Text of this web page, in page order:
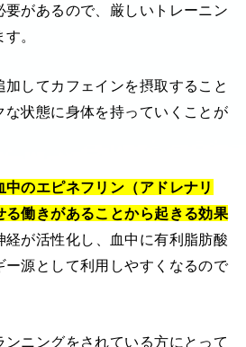
があるので、厳しいトレーニン
。
加してカフェインを摂取すること
な状態に身体を持っていくことが
のエピネフリン（アドレナリ
る働きがあることから起きる効果
経が活性化し、血中に有利脂肪酸
ー源として利用しやすくなるので
ンニングをされている方にとって